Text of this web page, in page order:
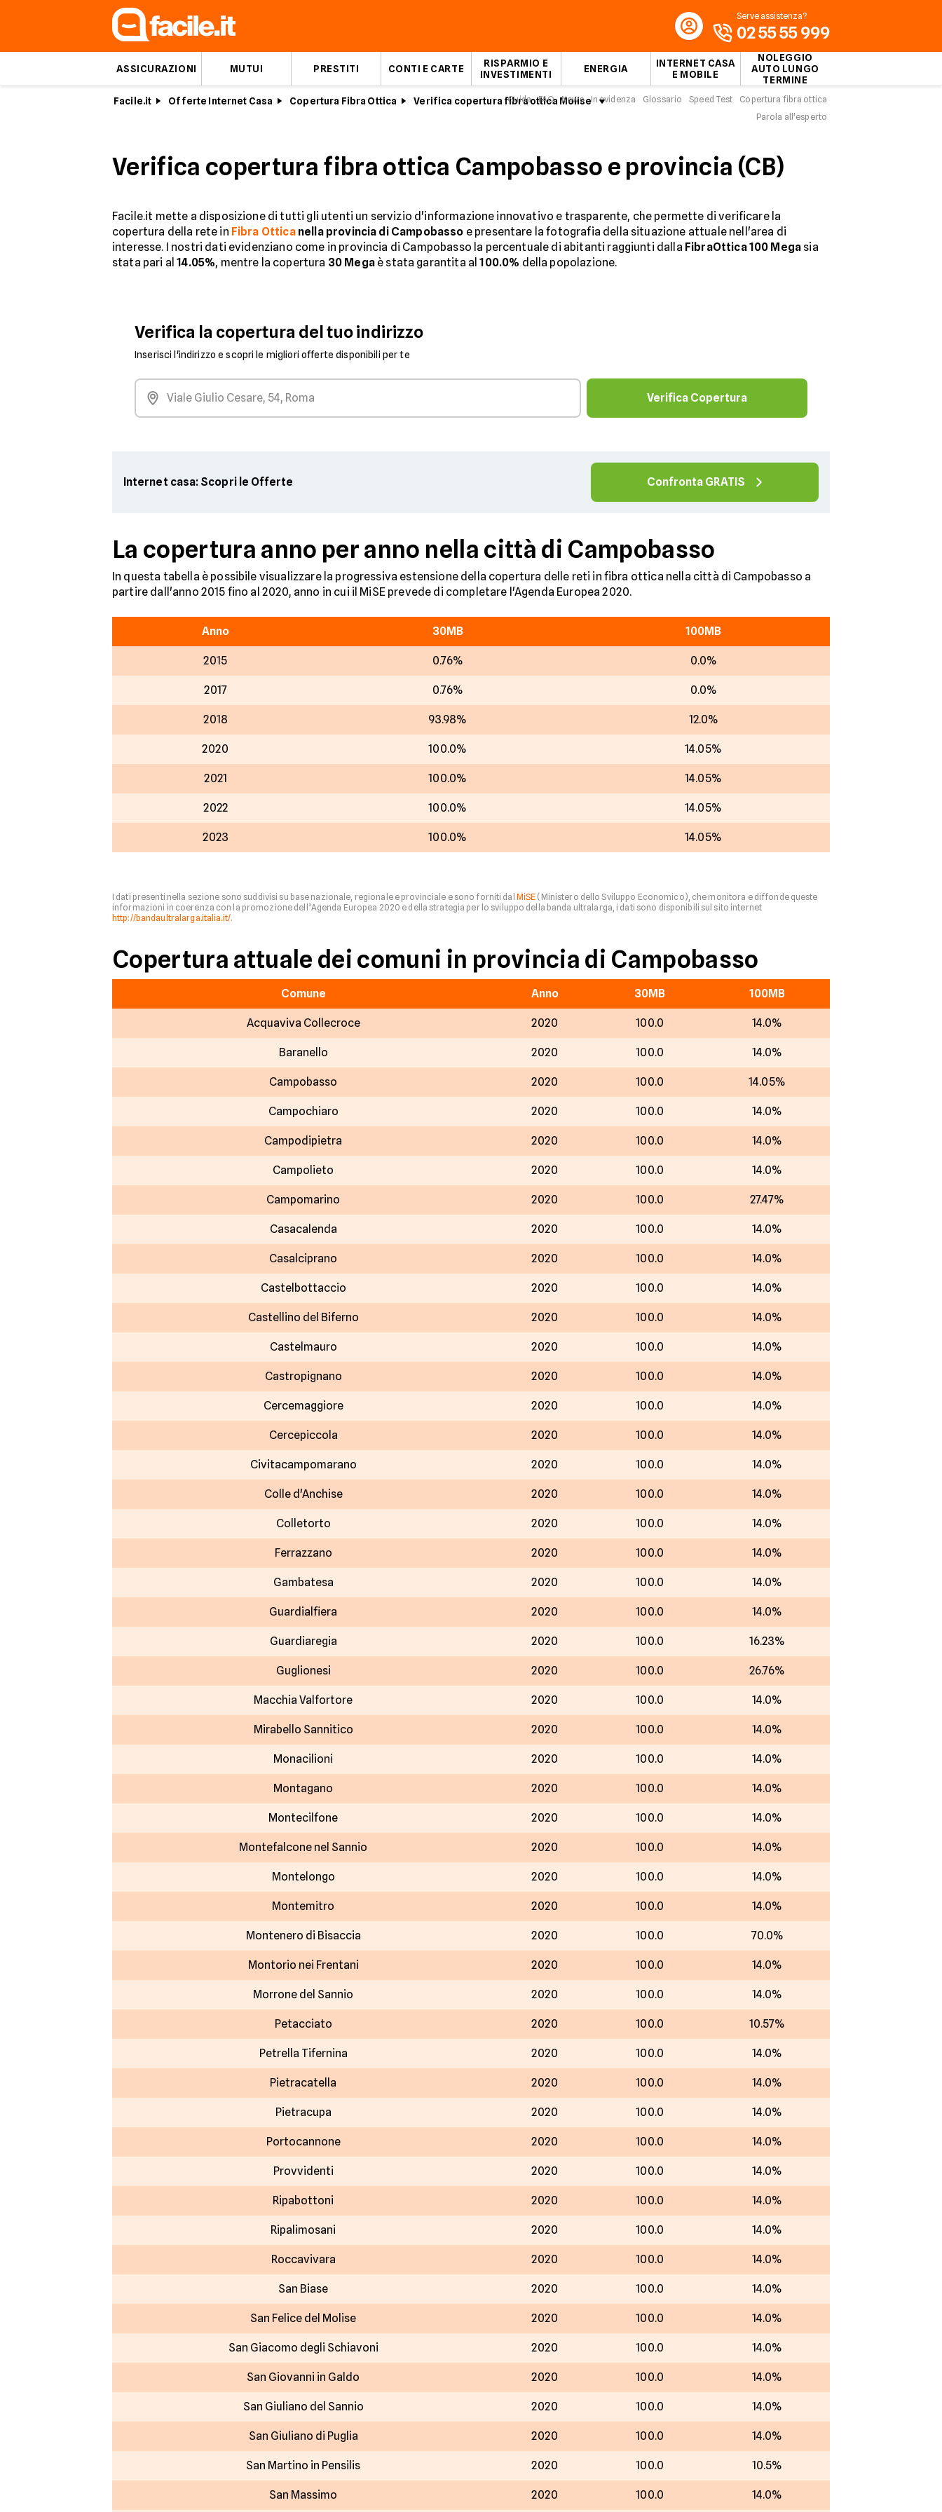
ASSICURAZIONI MUTUI PRESTITI CONTI E CARTE
RISPARMIO E
INVESTIMENTI
ENERGIA
INTERNET CASA
E MOBILE
NOLEGGIO
AUTO LUNGO
TERMINE
Serve assistenza?
02 55 55 999
Facile.it Offerte Internet Casa Copertura Fibra Ottica Verifica copertura fibra ottica Molise Campobasso
Guida FAQ News In evidenza Glossario Speed Test
Copertura fibra ottica
Parola all'esperto
Verifica copertura fibra ottica Campobasso e provincia (CB)
Facile.it mette a disposizione di tutti gli utenti un servizio d'informazione innovativo e trasparente, che permette di verificare la
copertura della rete in Fibra Ottica nella provincia di Campobasso e presentare la fotografia della situazione attuale nell'area di
interesse. I nostri dati evidenziano come in provincia di Campobasso la percentuale di abitanti raggiunti dalla FibraOttica 100 Mega sia
stata pari al14.05%, mentre la copertura 30 Megaè stata garantita al100.0% della popolazione.
Verifica la copertura del tuo indirizzo
Inserisci l'indirizzo e scopri le migliori offerte disponibili per te
Verifica Copertura
Internet casa: Scopri le Offerte Confronta GRATIS
La copertura anno per anno nella città di Campobasso
In questa tabella è possibile visualizzare la progressiva estensione della copertura delle reti in fibra ottica nella città di Campobasso a
partire dall'anno 2015 fino al 2020, anno in cui il MiSE prevede di completare l'Agenda Europea 2020.
Anno 30MB 100MB
2015 0.76% 0.0%
2017 0.76% 0.0%
2018 93.98% 12.0%
2020 100.0% 14.05%
2021 100.0% 14.05%
2022 100.0% 14.05%
2023 100.0% 14.05%
I dati presenti nella sezione sono suddivisi su base nazionale, regionale e provinciale e sono forniti dal MiSE (Ministero dello Sviluppo Economico), che monitora e diffonde queste
informazioni in coerenza con la promozione dell’Agenda Europea 2020 e della strategia per lo sviluppo della banda ultralarga, i dati sono disponibili sul sito internet
http://bandaultralarga.italia.it/.
Copertura attuale dei comuni in provincia di Campobasso
Comune Anno 30MB 100MB
Acquaviva Collecroce 2020 100.0 14.0%
Baranello 2020 100.0 14.0%
Campobasso 2020 100.0 14.05%
Campochiaro 2020 100.0 14.0%
Campodipietra 2020 100.0 14.0%
Campolieto 2020 100.0 14.0%
Campomarino 2020 100.0 27.47%
Casacalenda 2020 100.0 14.0%
Casalciprano 2020 100.0 14.0%
Castelbottaccio 2020 100.0 14.0%
Castellino del Biferno 2020 100.0 14.0%
Castelmauro 2020 100.0 14.0%
Castropignano 2020 100.0 14.0%
Cercemaggiore 2020 100.0 14.0%
Cercepiccola 2020 100.0 14.0%
Civitacampomarano 2020 100.0 14.0%
Colle d'Anchise 2020 100.0 14.0%
Colletorto 2020 100.0 14.0%
Ferrazzano 2020 100.0 14.0%
Gambatesa 2020 100.0 14.0%
Guardialfiera 2020 100.0 14.0%
Guardiaregia 2020 100.0 16.23%
Guglionesi 2020 100.0 26.76%
Macchia Valfortore 2020 100.0 14.0%
Mirabello Sannitico 2020 100.0 14.0%
Monacilioni 2020 100.0 14.0%
Montagano 2020 100.0 14.0%
Montecilfone 2020 100.0 14.0%
Montefalcone nel Sannio 2020 100.0 14.0%
Montelongo 2020 100.0 14.0%
Montemitro 2020 100.0 14.0%
Montenero di Bisaccia 2020 100.0 70.0%
Montorio nei Frentani 2020 100.0 14.0%
Morrone del Sannio 2020 100.0 14.0%
Petacciato 2020 100.0 10.57%
Petrella Tifernina 2020 100.0 14.0%
Pietracatella 2020 100.0 14.0%
Pietracupa 2020 100.0 14.0%
Portocannone 2020 100.0 14.0%
Provvidenti 2020 100.0 14.0%
Ripabottoni 2020 100.0 14.0%
Ripalimosani 2020 100.0 14.0%
Roccavivara 2020 100.0 14.0%
San Biase 2020 100.0 14.0%
San Felice del Molise 2020 100.0 14.0%
San Giacomo degli Schiavoni 2020 100.0 14.0%
San Giovanni in Galdo 2020 100.0 14.0%
San Giuliano del Sannio 2020 100.0 14.0%
San Giuliano di Puglia 2020 100.0 14.0%
San Martino in Pensilis 2020 100.0 10.5%
San Massimo 2020 100.0 14.0%